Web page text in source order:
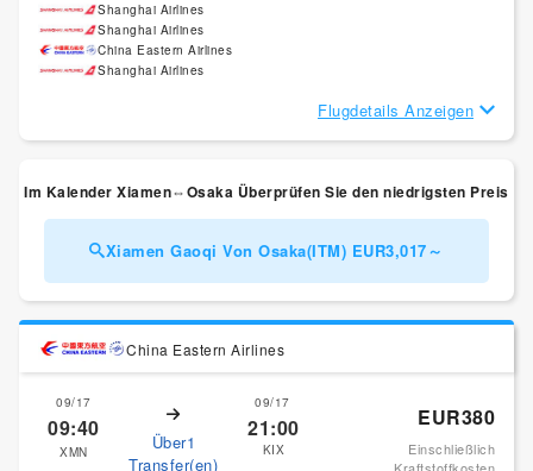
Shanghai Airlines
Shanghai Airlines
China Eastern Airlines
Shanghai Airlines
Flugdetails Anzeigen
Im Kalender Xiamen⇔Osaka Überprüfen Sie den niedrigsten Preis
Xiamen Gaoqi Von Osaka(ITM) EUR3,017～
China Eastern Airlines
09/17
09:40
XMN
Über1
Transfer(en)
09/17
21:00
KIX
EUR380
Einschließlich